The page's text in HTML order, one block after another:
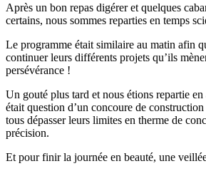
Après un bon repas digérer et quelques
certains, nous sommes reparties en temps
Le programme était similaire au matin afin
continuer leurs différents projets qu’ils
persévérance !
Un gouté plus tard et nous étions repartie
était question d’un concoure de
tous dépasser leurs limites en therme de
précision.
Et pour finir la journée en beauté, une